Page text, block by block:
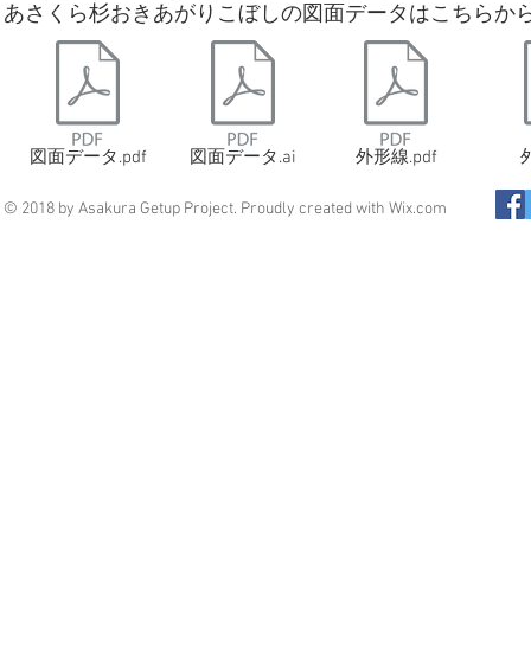
あさくら杉おきあがりこぼしの図面データはこちらか
図面データ.pdf 図面データ.ai 外形線.pdf
© 2018 by Asakura Getup Project. Proudly created with Wix.com